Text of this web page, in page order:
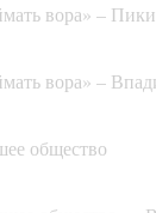
вора» – Пики
вора» –
общество